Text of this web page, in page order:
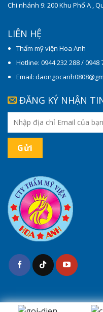
Chi nhánh 9: 200 Khu Phố A ,
LIÊN HỆ
Thẩm mỹ viện Hoa Anh
Hotline: 0944 232 288 / 0948
Email:
ĐĂNG KÝ NHẬN